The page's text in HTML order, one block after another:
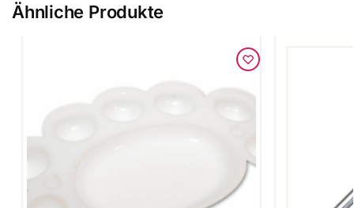
Ähnliche Produkte